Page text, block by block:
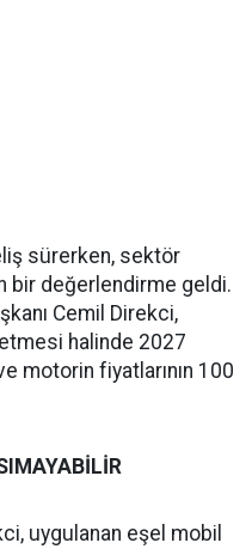
sürerken, sektör
bir değerlendirme geldi.
Cemil Direkci,
halinde 2027
motorin fiyatlarının 100
uygulanan eşel mobil